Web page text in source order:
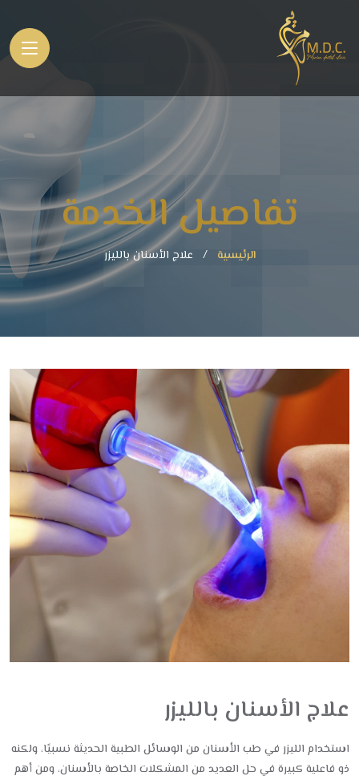
تفاصيل الخدمة
الرئيسية علاج الأسنان بالليزر
علاج الأسنان بالليزر
استخدام الليزر في طب الأسنان من الوسائل الطبية الحديثة نسبيًا، ولكنه
ذو فاعلية كبيرة في حل العديد من المشكلات الخاصة بالأسنان، ومن أهم